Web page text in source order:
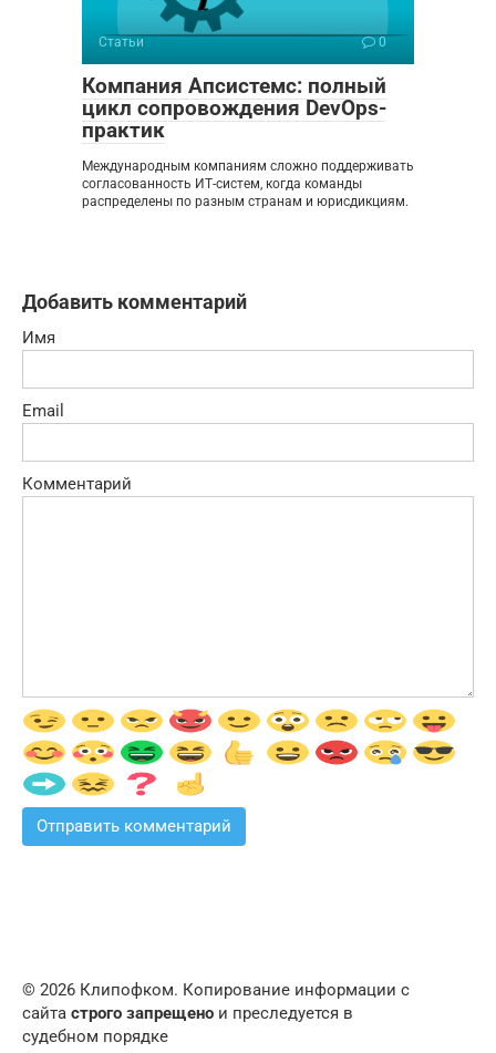
Статьи 0
Компания Апсистемс: полный
цикл сопровождения DevOps-
практик
Международным компаниям сложно поддерживать
согласованность ИТ-систем, когда команды
распределены по разным странам и юрисдикциям.
Добавить комментарий
Имя
Email
Комментарий
© 2026 Клипофком. Копирование информации с
сайта строго запрещено и преследуется в
судебном порядке